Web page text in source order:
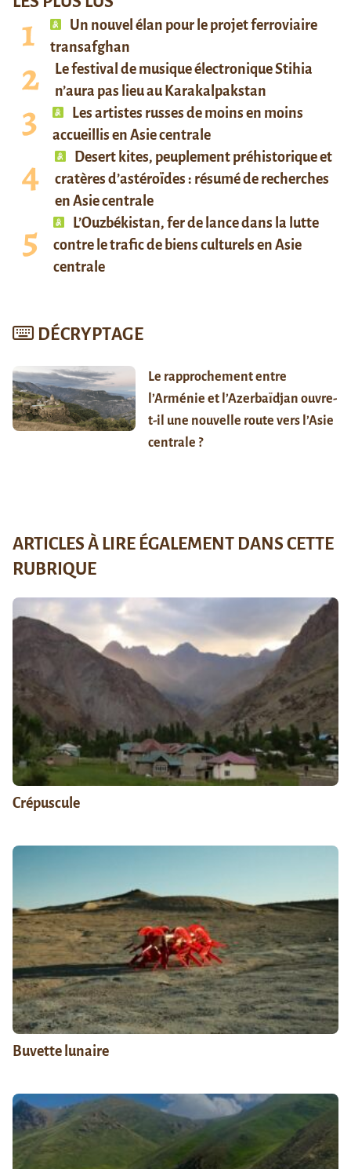
Un nouvel élan pour le projet ferroviaire
transafghan
Le festival de musique électronique Stihia
n’aura pas lieu au Karakalpakstan
Les artistes russes de moins en moins
accueillis en Asie centrale
Desert kites, peuplement préhistorique et
cratères d’astéroïdes : résumé de recherches
en Asie centrale
L’Ouzbékistan, fer de lance dans la lutte
contre le trafic de biens culturels en Asie
centrale
DÉCRYPTAGE
Le rapprochement entre
l’Arménie et l’Azerbaïdjan ouvre-
t-il une nouvelle route vers l’Asie
centrale ?
ARTICLES À LIRE ÉGALEMENT DANS CETTE
RUBRIQUE
Crépuscule
Buvette lunaire